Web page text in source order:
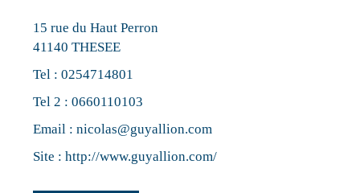
15 rue du Haut Perron
41140 THESEE
Tel :0254714801
Tel 2 :0660110103
Email :nicolas@guyallion.com
Site :http://www.guyallion.com/